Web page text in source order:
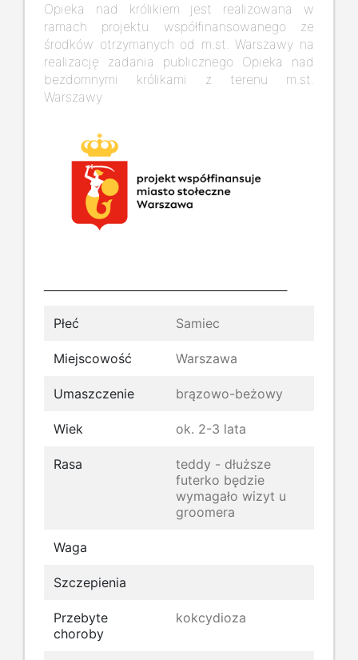
Opieka nad królikiem jest realizowana w
ramach projektu współfinansowanego ze
środków otrzymanych od m.st. Warszawy na
realizację zadania publicznego Opieka nad
bezdomnymi królikami z terenu m.st.
Warszawy
Płeć Samiec
Miejscowość Warszawa
Umaszczenie brązowo-beżowy
Wiek ok. 2-3 lata
Rasa
teddy - dłuższe
futerko będzie
wymagało wizyt u
groomera
Waga
Szczepienia
Przebyte
choroby
kokcydioza